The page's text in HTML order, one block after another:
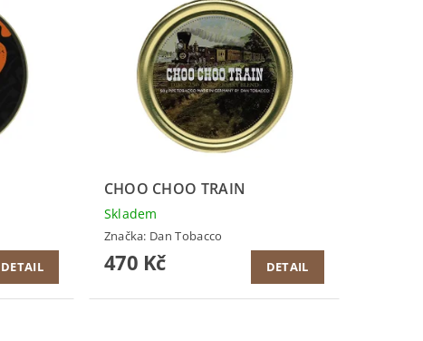
DETAIL
CHOO CHOO TRAIN
Skladem
Značka: Dan Tobacco
470 Kč DETAIL